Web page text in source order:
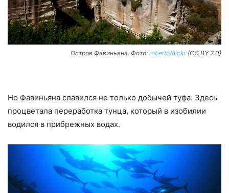
Остров Фавиньяна. Фото: roberto/flickr(CC BY 2.0)
Но Фавиньяна славился не только добычей туфа. Здесь
процветала переработка тунца, который в изобилии
водился в прибрежных водах.